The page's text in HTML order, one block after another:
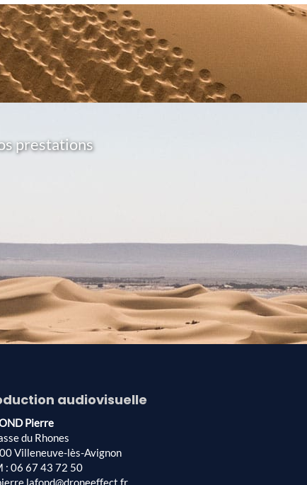
prestations
audiovisuelle
Pierre
du Rhones
Villeneuve-lès-Avignon
: 06 67 43 72 50